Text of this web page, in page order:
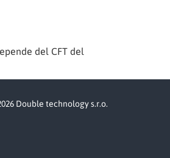
del CFT del
Double technology s.r.o.